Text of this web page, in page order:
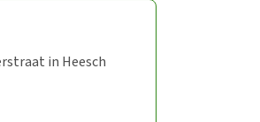
in Heesch